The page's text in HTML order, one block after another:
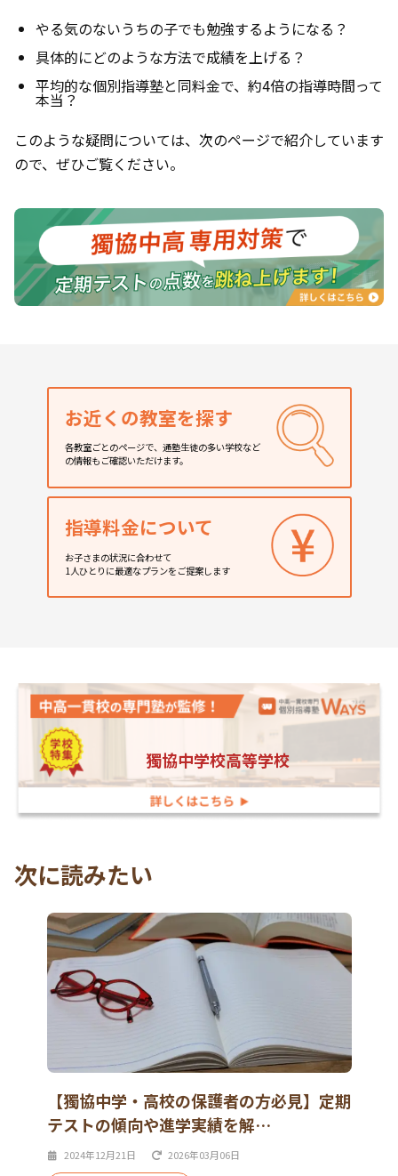
やる気のないうちの子でも勉強するようになる？
具体的にどのような方法で成績を上げる？
平均的な個別指導塾と同料金で、約4倍の指導時間って
本当？
このような疑問については、次のページで紹介しています
ので、ぜひご覧ください。
お近くの教室を探す
各教室ごとのページで、通塾生徒の多い学校など
の情報もご確認いただけます。
指導料金について
お子さまの状況に合わせて
1人ひとりに最適なプランをご提案します
獨協中学校高等学校
次に読みたい
【獨協中学・高校の保護者の方必見】定期
テストの傾向や進学実績を解…
2024年12月21日 2026年03月06日